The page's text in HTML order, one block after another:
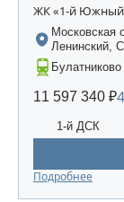
ЖК «1-й
Московская
Ленинский,
11 597 340 ₽
1-й ДСК
Подробнее